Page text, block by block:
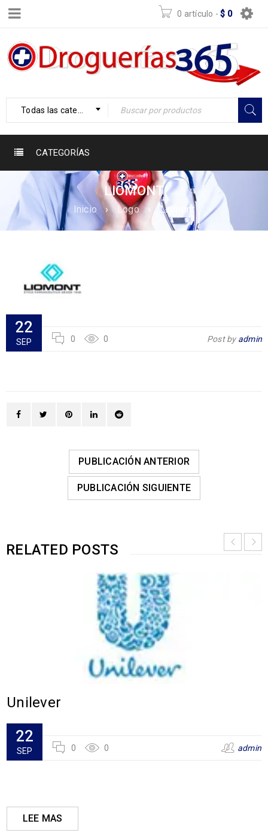
0 artículo - $ 0
Todas las categorías
CATEGORÍAS
LIOMONT
Inicio › Logo › Liomont
22
SEP 0 0 Post by admin
PUBLICACIÓN ANTERIOR
PUBLICACIÓN SIGUIENTE
RELATED POSTS
Unilever
22
SEP 0 0 admin
LEE MAS